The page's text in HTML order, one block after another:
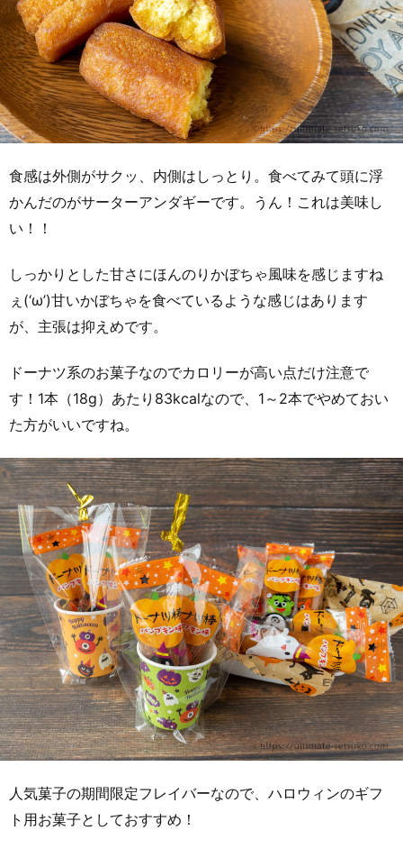
食感は外側がサクッ、内側はしっとり。食べてみて頭に浮
かんだのがサーターアンダギーです。うん！これは美味し
い！！
しっかりとした甘さにほんのりかぼちゃ風味を感じますね
ぇ(‘ω’)甘いかぼちゃを食べているような感じはあります
が、主張は抑えめです。
ドーナツ系のお菓子なのでカロリーが高い点だけ注意で
す！1本（18g）あたり83kcalなので、1～2本でやめておい
た方がいいですね。
人気菓子の期間限定フレイバーなので、ハロウィンのギフ
ト用お菓子としておすすめ！